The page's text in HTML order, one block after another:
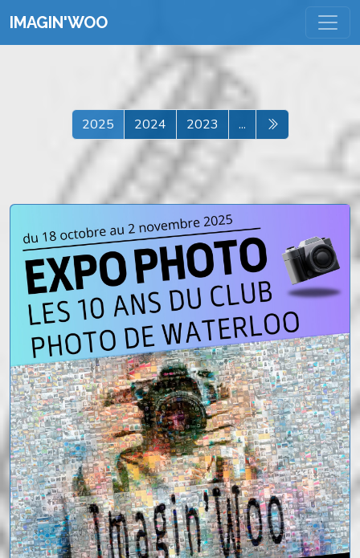
IMAGIN'WOO
2025 2024 2023 ...